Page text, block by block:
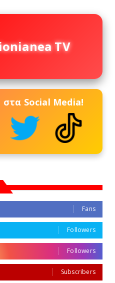
TV
Social Media!
Fans
Followers
Followers
Subscribers